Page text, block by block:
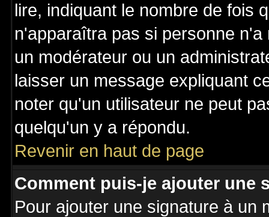
lire, indiquant le nombre de fois
n'apparaîtra pas si personne
un modérateur ou un
laisser un message expliquant
noter qu'un utilisateur ne peut
quelqu'un y a répondu.
Revenir en haut de page
Comment puis-je ajouter une
Pour ajouter une signature à un